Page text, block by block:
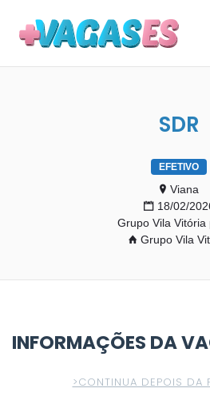
SDR
EFETIVO
Viana
18/02/
Grupo Vila Vitória
Grupo Vila
INFORMAÇÕES DA
>CONTINUA DEPOIS DA